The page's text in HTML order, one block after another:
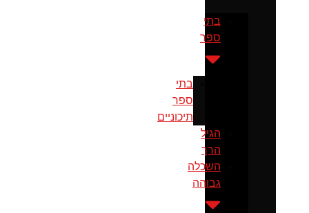
בתי
ספר
בתי
ספר
תיכוניים
הגיל
הרך
השכלה
גבוהה